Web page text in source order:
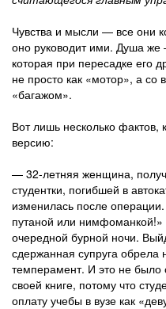
Чувства и мысли — все они
оно руководит ими. Душа же
которая при пересадке его
не просто как «мотор», а
«багажом».
Вот лишь несколько фактов,
версию:
— 32-летняя женщина,
студентки, погибшей в
изменилась после
путаной или
очередной бурной ночи.
сдержанная супруга
темперамент. И это не было
своей книге, потому что
оплату учебы в вузе как